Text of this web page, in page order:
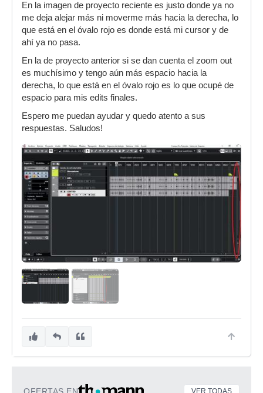
En la imagen de proyecto reciente es justo donde ya no
me deja alejar más ni moverme más hacia la derecha, lo
que está en el óvalo rojo es donde está mi cursor y de
ahí ya no pasa.
En la de proyecto anterior si se dan cuenta el zoom out
es muchísimo y tengo aún más espacio hacia la
derecha, lo que está en el óvalo rojo es lo que ocupé de
espacio para mis edits finales.
Espero me puedan ayudar y quedo atento a sus
respuestas. Saludos!
VER TODAS